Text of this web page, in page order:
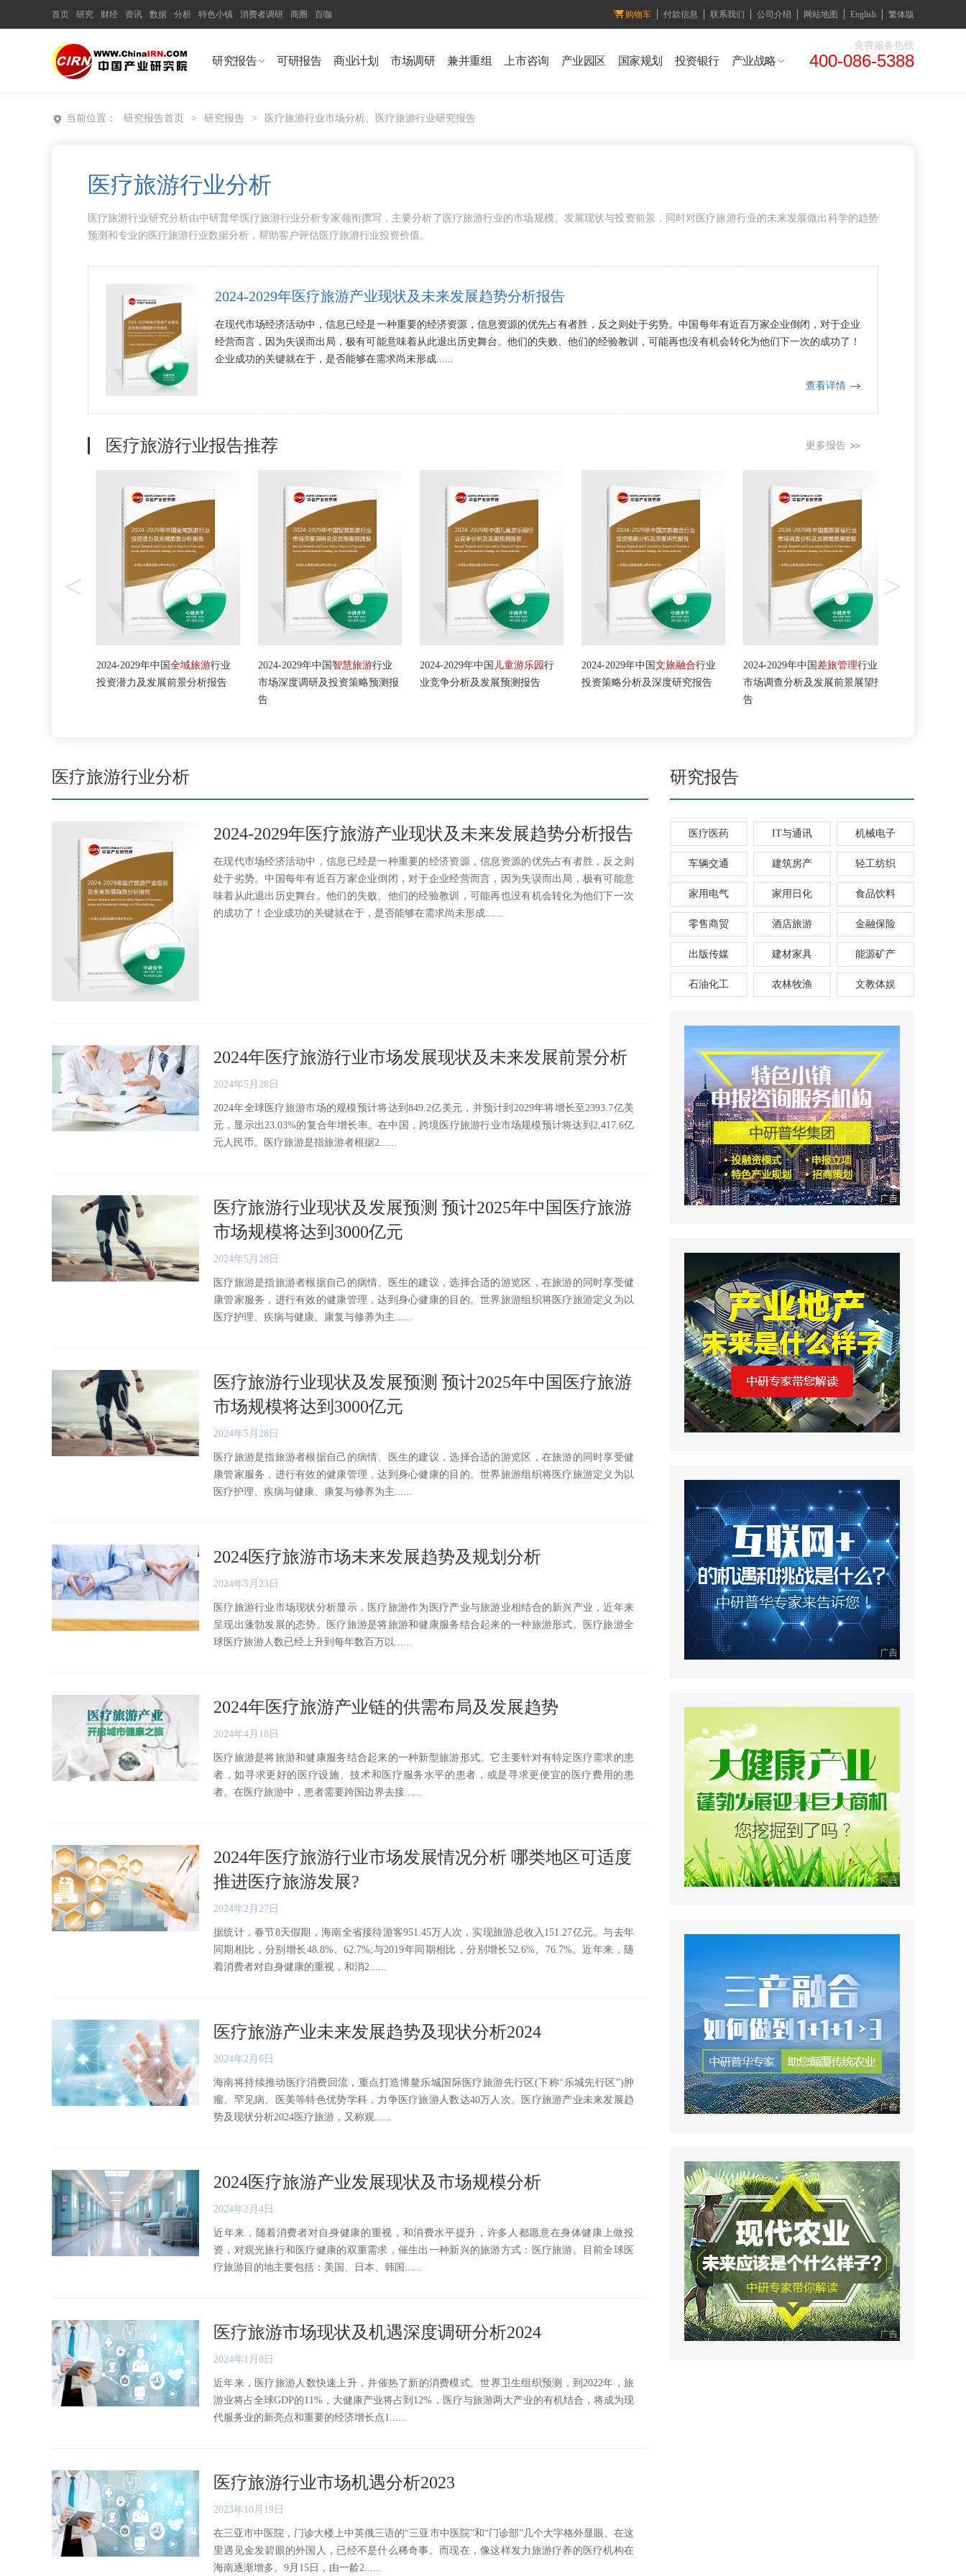
首页 研究 财经 资讯 数据 分析 特色小镇 消费者调研 商圈 百咖 购物车 付款信息 联系我们 公司介绍 网站地图 English 繁体版
研究报告 可研报告 商业计划 市场调研 兼并重组 上市咨询 产业园区 国家规划 投资银行 产业战略
免费服务热线
400-086-5388
当前位置： 研究报告首页 > 研究报告 > 医疗旅游行业市场分析、医疗旅游行业研究报告
医疗旅游行业分析
医疗旅游行业研究分析由中研普华医疗旅游行业分析专家领衔撰写，主要分析了医疗旅游行业的市场规模、发展现状与投资前景，同时对医疗旅游行业的未来发展做出科学的趋势
预测和专业的医疗旅游行业数据分析，帮助客户评估医疗旅游行业投资价值。
2024-2029年医疗旅游产业现状及未来发展趋势分析报告
在现代市场经济活动中，信息已经是一种重要的经济资源，信息资源的优先占有者胜，反之则处于劣势。中国每年有近百万家企业倒闭，对于企业
经营而言，因为失误而出局，极有可能意味着从此退出历史舞台。他们的失败、他们的经验教训，可能再也没有机会转化为他们下一次的成功了！
企业成功的关键就在于，是否能够在需求尚未形成......
查看详情
医疗旅游行业报告推荐 更多报告
2024-2029年中国 全域旅游行业
投资潜力及发展前景分析报告
2024-2029年中国 智慧旅游行业
市场深度调研及投资策略预测报
告
2024-2029年中国 儿童游乐园行
业竞争分析及发展预测报告
2024-2029年中国 文旅融合行业
投资策略分析及深度研究报告
2024-2029年中国 差旅管理行业
市场调查分析及发展前景展望报
告
< >
医疗旅游行业分析
2024-2029年医疗旅游产业现状及未来发展趋势分析报告
在现代市场经济活动中，信息已经是一种重要的经济资源，信息资源的优先占有者胜，反之则
处于劣势。中国每年有近百万家企业倒闭，对于企业经营而言，因为失误而出局，极有可能意
味着从此退出历史舞台。他们的失败、他们的经验教训，可能再也没有机会转化为他们下一次
的成功了！企业成功的关键就在于，是否能够在需求尚未形成......
2024年医疗旅游行业市场发展现状及未来发展前景分析
2024年5月28日
2024年全球医疗旅游市场的规模预计将达到849.2亿美元，并预计到2029年将增长至2393.7亿美
元，显示出23.03%的复合年增长率。在中国，跨境医疗旅游行业市场规模预计将达到2,417.6亿
元人民币。医疗旅游是指旅游者根据2......
医疗旅游行业现状及发展预测 预计2025年中国医疗旅游
市场规模将达到3000亿元
2024年5月28日
医疗旅游是指旅游者根据自己的病情、医生的建议，选择合适的游览区，在旅游的同时享受健
康管家服务，进行有效的健康管理，达到身心健康的目的。世界旅游组织将医疗旅游定义为以
医疗护理、疾病与健康、康复与修养为主......
医疗旅游行业现状及发展预测 预计2025年中国医疗旅游
市场规模将达到3000亿元
2024年5月28日
医疗旅游是指旅游者根据自己的病情、医生的建议，选择合适的游览区，在旅游的同时享受健
康管家服务，进行有效的健康管理，达到身心健康的目的。世界旅游组织将医疗旅游定义为以
医疗护理、疾病与健康、康复与修养为主......
2024医疗旅游市场未来发展趋势及规划分析
2024年5月23日
医疗旅游行业市场现状分析显示，医疗旅游作为医疗产业与旅游业相结合的新兴产业，近年来
呈现出蓬勃发展的态势。医疗旅游是将旅游和健康服务结合起来的一种旅游形式。医疗旅游全
球医疗旅游人数已经上升到每年数百万以......
2024年医疗旅游产业链的供需布局及发展趋势
2024年4月18日
医疗旅游是将旅游和健康服务结合起来的一种新型旅游形式。它主要针对有特定医疗需求的患
者，如寻求更好的医疗设施、技术和医疗服务水平的患者，或是寻求更便宜的医疗费用的患
者。在医疗旅游中，患者需要跨国边界去接......
2024年医疗旅游行业市场发展情况分析 哪类地区可适度
推进医疗旅游发展?
2024年2月27日
据统计，春节8天假期，海南全省接待游客951.45万人次，实现旅游总收入151.27亿元。与去年
同期相比，分别增长48.8%、62.7%;与2019年同期相比，分别增长52.6%、76.7%。近年来，随
着消费者对自身健康的重视，和消2......
医疗旅游产业未来发展趋势及现状分析2024
2024年2月6日
海南将持续推动医疗消费回流，重点打造博鳌乐城国际医疗旅游先行区(下称“乐城先行区”)肿
瘤、罕见病、医美等特色优势学科，力争医疗旅游人数达40万人次。医疗旅游产业未来发展趋
势及现状分析2024医疗旅游，又称观......
2024医疗旅游产业发展现状及市场规模分析
2024年2月4日
近年来，随着消费者对自身健康的重视，和消费水平提升，许多人都愿意在身体健康上做投
资，对观光旅行和医疗健康的双重需求，催生出一种新兴的旅游方式：医疗旅游。目前全球医
疗旅游目的地主要包括：美国、日本、韩国......
医疗旅游市场现状及机遇深度调研分析2024
2024年1月8日
近年来，医疗旅游人数快速上升，并催热了新的消费模式。世界卫生组织预测，到2022年，旅
游业将占全球GDP的11%，大健康产业将占到12%，医疗与旅游两大产业的有机结合，将成为现
代服务业的新亮点和重要的经济增长点1......
医疗旅游行业市场机遇分析2023
2023年10月19日
在三亚市中医院，门诊大楼上中英俄三语的“三亚市中医院”和“门诊部”几个大字格外显眼。在这
里遇见金发碧眼的外国人，已经不是什么稀奇事。而现在，像这样发力旅游疗养的医疗机构在
海南逐渐增多。9月15日，由一龄2......
研究报告
医疗医药 IT与通讯 机械电子
车辆交通 建筑房产 轻工纺织
家用电气 家用日化 食品饮料
零售商贸 酒店旅游 金融保险
出版传媒 建材家具 能源矿产
石油化工 农林牧渔 文教体娱